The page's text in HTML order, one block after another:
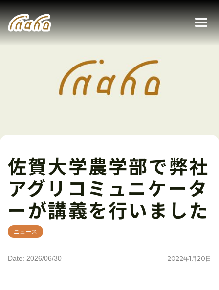
佐賀大学農学部で弊社
アグリコミュニケータ
ーが講義を行いました
ニュース
Date: 2026/06/30 2022年1 月 20 日